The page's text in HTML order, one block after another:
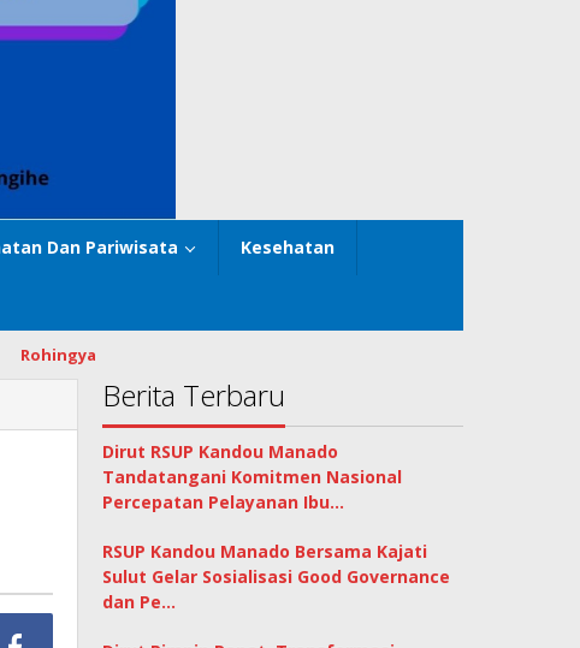
Dan Pariwisata Kesehatan
Rohingya
Berita Terbaru
Dirut RSUP Kandou Manado
Tandatangani Komitmen Nasional
Percepatan Pelayanan Ibu…
RSUP Kandou Manado Bersama Kajati
Sulut Gelar Sosialisasi Good Governance
dan Pe…